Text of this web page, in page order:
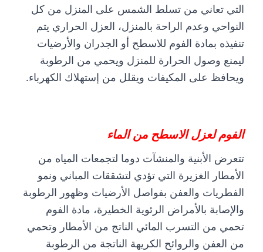
التي تعاني من تسلط الشمس على المنزل من كل
النواحي وعدم الراحة بالمنزل، العزل الحراري يتم
تنفيذه بمادة الفوم للاسطح أو الجدران والأرضيات
ليمنع وصول الحرارة للمنزل ويحمي من الرطوبة
ويحافظ على المكيفات ويقلل من إستهلاك الكهرباء.
الفوم لعزل الاسطح من الماء
تتعرض الأبنية والمنشآت دوما لتجمعات المياه من
الأمطار الغزيرة التي تؤدي لتشققات المباني ونمو
الفطريات والعفن بفواصل الأرضيات وظهور الرطوبة
والإصابة بالأمراض الرئوية الخطيرة، مادة الفوم
تحمي من التسرب المائي الناتج من الأمطار وتحمي
من العفن والروائح الكريهة الناتجة من الرطوبة